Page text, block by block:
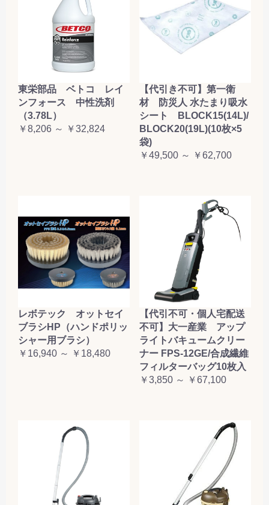
東栄部品 ベトコ レイ
ンフォース 中性洗剤
（3.78L）
￥8,206 ～ ￥32,824
【代引き不可】第一衛
材 防災人 水たまり吸水
シート BLOCK15(14L)/
BLOCK20(19L)(10枚×5
袋)
￥49,500 ～ ￥62,700
レボテック オットセイ
ブラシHP（ハンドポリッ
シャー用ブラシ）
￥16,940 ～ ￥18,480
【代引不可・個人宅配送
不可】大一産業 アップ
ライトバキュームクリー
ナー FPS-12GE/合成繊維
フィルターバッグ10枚入
￥3,850 ～ ￥67,100